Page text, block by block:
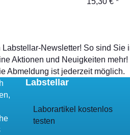
Newsletter! So sind Sie
Aktionen und Neuigkeiten
Abmeldung ist jederzeit möglich.
Labstellar
Laborartikel kostenlos
testen